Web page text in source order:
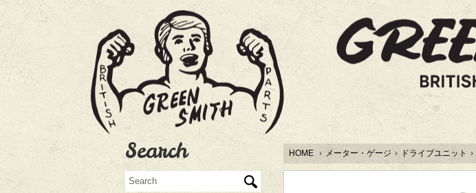
HOME › メーター・ゲージ › ドライブユニット ›
Search